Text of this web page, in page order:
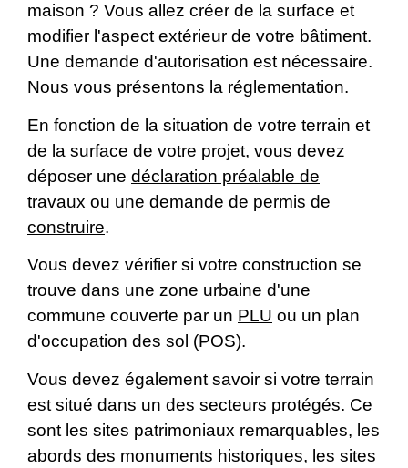
maison ? Vous allez créer de la surface et
modifier l'aspect extérieur de votre bâtiment.
Une demande d'autorisation est nécessaire.
Nous vous présentons la réglementation.
En fonction de la situation de votre terrain et
de la surface de votre projet, vous devez
déposer une déclaration préalable de
travaux ou une demande de permis de
construire.
Vous devez vérifier si votre construction se
trouve dans une zone urbaine d'une
commune couverte par un PLU ou un plan
d'occupation des sol (POS).
Vous devez également savoir si votre terrain
est situé dans un des secteurs protégés. Ce
sont les sites patrimoniaux remarquables, les
abords des monuments historiques, les sites